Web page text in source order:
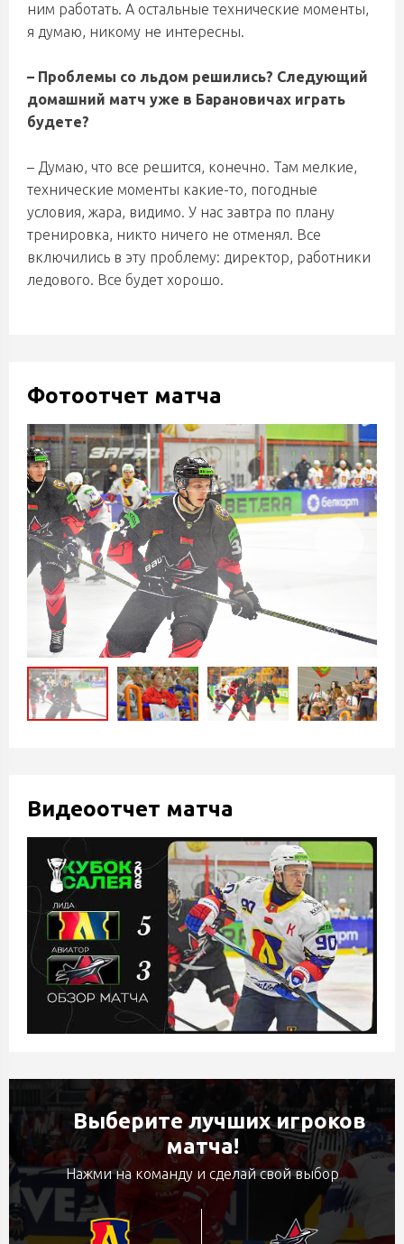
ним работать. А остальные технические моменты,
я думаю, никому не интересны.
– Проблемы со льдом решились? Следующий
домашний матч уже в Барановичах играть
будете?
– Думаю, что все решится, конечно. Там мелкие,
технические моменты какие-то, погодные
условия, жара, видимо. У нас завтра по плану
тренировка, никто ничего не отменял. Все
включились в эту проблему: директор, работники
ледового. Все будет хорошо.
Фотоотчет матча
Видеоотчет матча
Выберите лучших игроков
матча!
Нажми на команду и сделай свой выбор